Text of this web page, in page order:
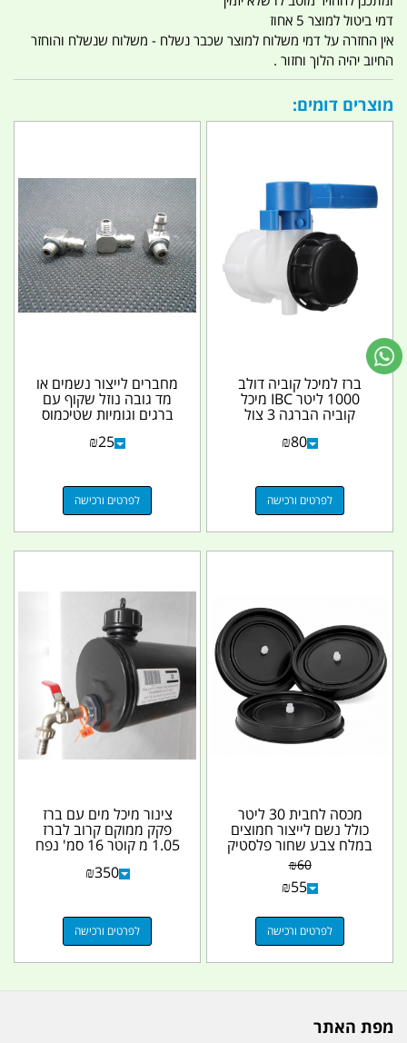
דמי ביטול למוצר 5 אחוז
אין החזרה על דמי משלוח למוצר שכבר נשלח - משלוח שנשלח והוחזר
החיוב יהיה הלוך וחזור .
מוצרים דומים:
ברז למיכל קוביה דולב
1000 ליטר IBC מיכל
קוביה הברגה 3 צול
₪80
לפרטים ורכישה
מחברים לייצור נשמים או
מד גובה נוזל שקוף עם
ברגים וגומיות שטיכמוס
₪25
לפרטים ורכישה
מכסה לחבית 30 ליטר
כולל נשם לייצור חמוצים
במלח צבע שחור פלסטיק
קמפינג לייף
₪60
₪55
לפרטים ורכישה
צינור מיכל מים עם ברז
פקק ממוקם קרוב לברז
1.05 מ קוטר 16 סמ' נפח
₪350
לפרטים ורכישה
מפת האתר